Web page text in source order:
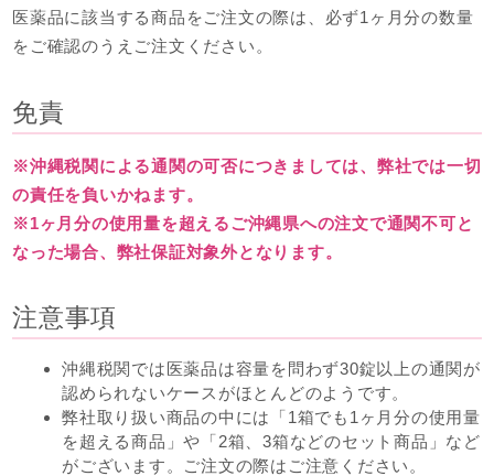
医薬品に該当する商品をご注文の際は、必ず1ヶ月分の数量
をご確認のうえご注文ください。
免責
※沖縄税関による通関の可否につきましては、弊社では一切
の責任を負いかねます。
※1ヶ月分の使用量を超えるご沖縄県への注文で通関不可と
なった場合、弊社保証対象外となります。
注意事項
沖縄税関では医薬品は容量を問わず30錠以上の通関が
認められないケースがほとんどのようです。
弊社取り扱い商品の中には「1箱でも1ヶ月分の使用量
を超える商品」や「2箱、3箱などのセット商品」など
がございます。ご注文の際はご注意ください。